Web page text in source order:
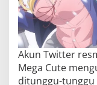
Akun Twitter
Mega Cute
ditunggu-